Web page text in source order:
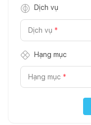
Dịch vụ
Dịch vụ *
Hạng mục
Hạng mục *